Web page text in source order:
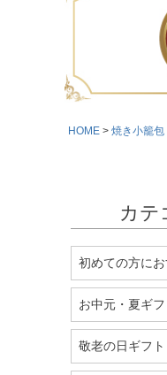
HOME 焼き小籠
カテ
初めての方にお
お中元・夏ギ
敬老の日ギフト